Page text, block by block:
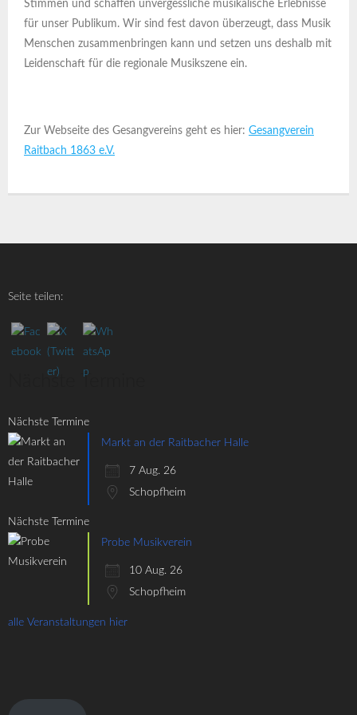
Stimmen und schaffen unvergessliche musikalische Erlebnisse
für unser Publikum. Wir sind fest davon überzeugt, dass Musik
Menschen zusammenbringen kann und setzen uns deshalb mit
Leidenschaft für die regionale Musikszene ein.
Zur Webseite des Gesangvereins geht es hier: Gesangverein
Raitbach 1863 e.V.
Seite teilen:
Nächste Termine
Nächste Termine
Markt an der Raitbacher Halle
7 Aug. 26
Schopfheim
Nächste Termine
Probe Musikverein
10 Aug. 26
Schopfheim
alle Veranstaltungen hier